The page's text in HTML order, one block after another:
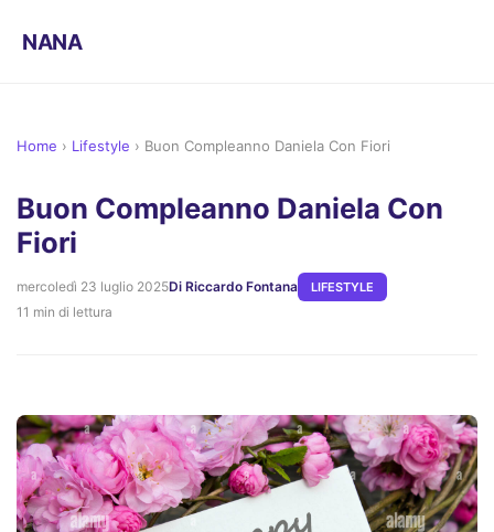
NANA
Home › Lifestyle › Buon Compleanno Daniela Con Fiori
Buon Compleanno Daniela Con
Fiori
mercoledì 23 luglio 2025Di Riccardo Fontana LIFESTYLE
11 min di lettura